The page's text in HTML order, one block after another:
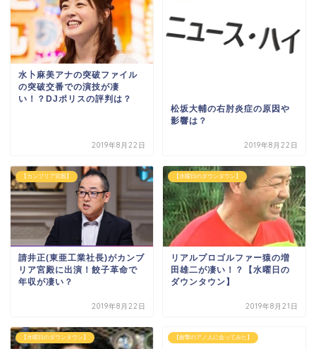
水卜麻美アナの突破ファイル
の突破交番での演技が凄
い！？DJポリスの評判は？
2019年8月22日
松坂大輔の右肘炎症の原因や
影響は？
2019年8月22日
【カンブリア宮殿】
請井正(東亜工業社長)がカンブ
リア宮殿に出演！餃子革命で
年収が凄い？
2019年8月22日
【水曜日のダウンタウン】
リアルプロゴルファー猿の増
田雄二が凄い！？【水曜日の
ダウンタウン】
2019年8月21日
【水曜日のダウンタウン】 【衝撃のアノ人に会ってみた】